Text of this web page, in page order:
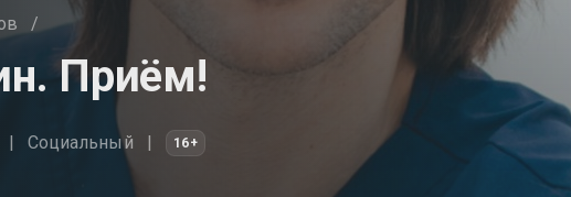
/
Приём!
Социальный 16+